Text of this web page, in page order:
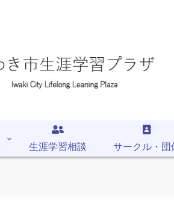
生涯学習相談 サークル・団